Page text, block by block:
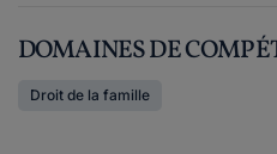
DOMAINES DE
Droit de la famille